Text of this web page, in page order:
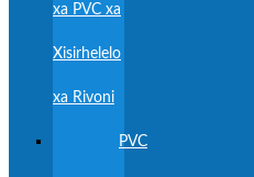
xa PVC xa
Xisirhelelo
xa Rivoni
PVC